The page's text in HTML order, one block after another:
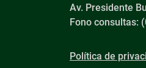
Av. Presidente
Fono consultas:
Política de